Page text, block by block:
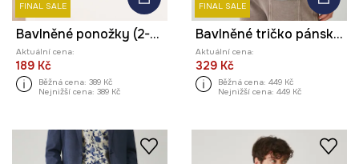
FINAL SALE
Bavlněné ponožky (2-pack) pánské z kolekce El Gato Chimney x Medicine více barev
Aktuální cena:
189 Kč
Běžná cena: 389 Kč
Nejnižší cena: 389 Kč
FINAL SALE
Bavlněné tričko pánské s potiskem a výšivkou tyrkysová barva
Aktuální cena:
329 Kč
Běžná cena: 449 Kč
Nejnižší cena: 449 Kč